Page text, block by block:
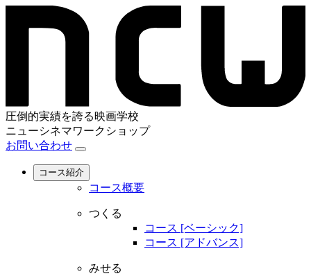
圧倒的実績を誇る映画学校
ニューシネマワークショップ
お問い合わせ
コース紹介
コース概要
つくる
コース [ベーシック]
コース [アドバンス]
みせる